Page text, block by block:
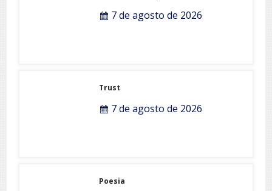
7 de agosto de 2026
Trust
7 de agosto de 2026
Poesia